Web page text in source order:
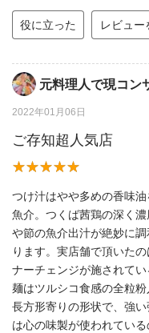
役に立った レビュー
元料理人で現コン
2022年01月06日
ご存知超人気店
つけ汁はやや多めの香味
魚介。つくば茜鶏の深く
や節の魚介出汁が絶妙に
ります。実店舗で頂いた
ナーチェンジが施されてい
麺はツルシコ食感の全粒
長方形寄りの形状で、強
は心の味製が使われてい